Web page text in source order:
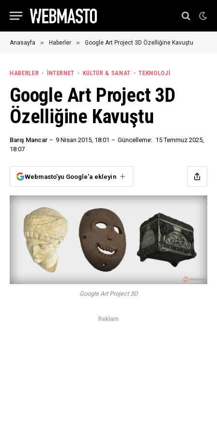
Anasayfa » Haberler » Google Art Project 3D Özelliğine Kavuştu
HABERLER İNTERNET KÜLTÜR & SANAT TEKNOLOJI
Google Art Project 3D
Özelliğine Kavuştu
Barış Mancar 9 Nisan 2015, 18:01 Güncelleme: 15 Temmuz 2025,
18:07
Webmasto'yu Google'a ekleyin
Google Art Project 3D
Reklam